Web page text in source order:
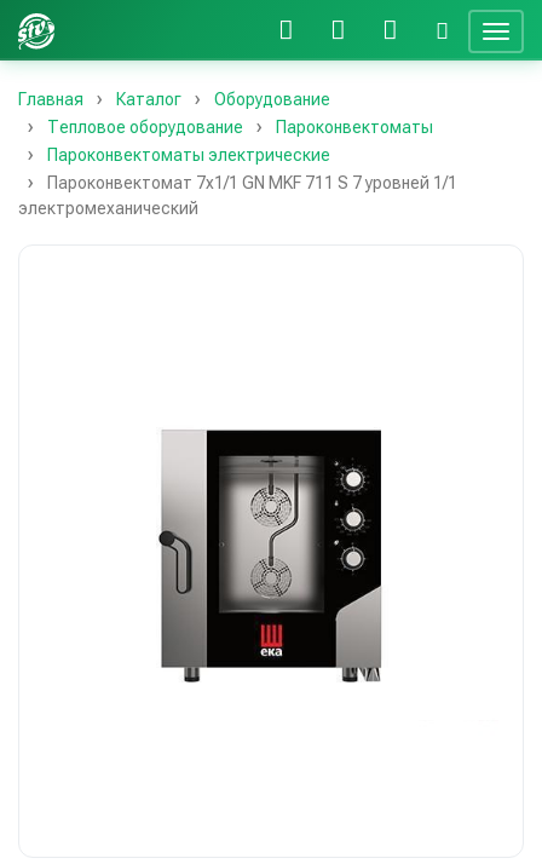
Главная Каталог
Оборудование
Тепловое оборудование
Пароконвектоматы
Пароконвектоматы электрические
Пароконвектомат 7х1/1 GN MKF 711 S 7 уровней 1/1
электромеханический